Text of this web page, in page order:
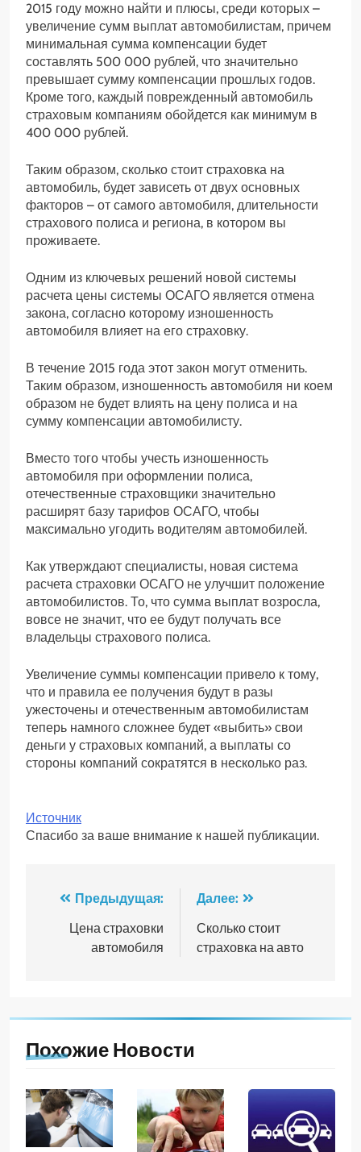
2015 году можно найти и плюсы, среди которых –
увеличение сумм выплат автомобилистам, причем
минимальная сумма компенсации будет
составлять 500 000 рублей, что значительно
превышает сумму компенсации прошлых годов.
Кроме того, каждый поврежденный автомобиль
страховым компаниям обойдется как минимум в
400 000 рублей.
Таким образом, сколько стоит страховка на
автомобиль, будет зависеть от двух основных
факторов – от самого автомобиля, длительности
страхового полиса и региона, в котором вы
проживаете.
Одним из ключевых решений новой системы
расчета цены системы ОСАГО является отмена
закона, согласно которому изношенность
автомобиля влияет на его страховку.
В течение 2015 года этот закон могут отменить.
Таким образом, изношенность автомобиля ни коем
образом не будет влиять на цену полиса и на
сумму компенсации автомобилисту.
Вместо того чтобы учесть изношенность
автомобиля при оформлении полиса,
отечественные страховщики значительно
расширят базу тарифов ОСАГО, чтобы
максимально угодить водителям автомобилей.
Как утверждают специалисты, новая система
расчета страховки ОСАГО не улучшит положение
автомобилистов. То, что сумма выплат возросла,
вовсе не значит, что ее будут получать все
владельцы страхового полиса.
Увеличение суммы компенсации привело к тому,
что и правила ее получения будут в разы
ужесточены и отечественным автомобилистам
теперь намного сложнее будет «выбить» свои
деньги у страховых компаний, а выплаты со
стороны компаний сократятся в несколько раз.
Источник
Спасибо за ваше внимание к нашей публикации.
Навигация
записям
Предыдущая:
Цена страховки
автомобиля
Далее:
Сколько стоит
страховка на авто
Похожие Новости